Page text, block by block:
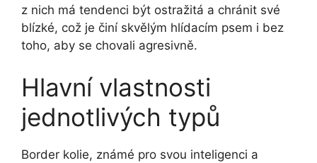
z nich má tendenci být ostražitá a chránit své
blízké, což je činí skvělým hlídacím psem i bez
toho, aby se chovali agresivně.
Hlavní vlastnosti
jednotlivých typů
Border kolie, známé pro svou inteligenci a